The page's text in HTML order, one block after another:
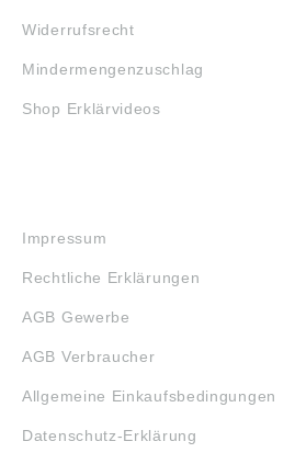
Widerrufsrecht
Mindermengenzuschlag
Shop Erklärvideos
Impressum
Rechtliche Erklärungen
AGB Gewerbe
AGB Verbraucher
Allgemeine Einkaufsbedingungen
Datenschutz-Erklärung